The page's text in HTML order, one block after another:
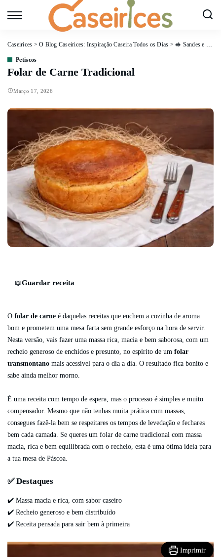
Caseirices >O Blog Caseirices: Inspiração Caseira Todos os Dias >🥪 Sandes e Petiscos
Petiscos
Folar de Carne Tradicional
Março 17, 2026
📖Guardar receita
O folar de carne é daquelas receitas que enchem a cozinha de aroma
bom e prometem uma mesa farta sem grande esforço na hora de servir.
Nesta versão, vais fazer uma massa rica, macia e bem saborosa, com um
recheio generoso de enchidos e presunto, no espírito de um folar
transmontano mais acessível para o dia a dia. O resultado fica bonito e
sabe ainda melhor morno.
É uma receita com tempo de espera, mas o processo é simples e muito
compensador. Mesmo que não tenhas muita prática com massas,
consegues fazê-la bem se respeitares os tempos de levedação e fechares
bem cada camada. Se queres um folar de carne tradicional com massa
macia, rica e bem equilibrada com o recheio, esta é uma ótima ideia para
a tua mesa de Páscoa.
✅ Destaques
✔️ Massa macia e rica, com sabor caseiro
✔️ Recheio generoso e bem distribuído
✔️ Receita pensada para sair bem à primeira
Imprimir